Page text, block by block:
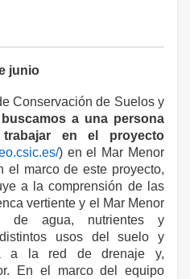
junio
Conservación de Suelos y
buscamos a una persona
en el proyecto
) en el Mar Menor
el marco de este proyecto,
a la comprensión de las
vertiente y el Mar Menor
de agua, nutrientes y
usos del suelo y
a la red de drenaje y,
En el marco del equipo